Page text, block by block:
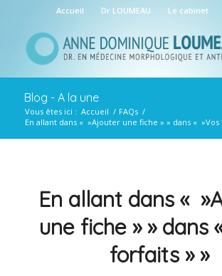
Accueil Dr LOUMEAU Le cabinet
Blog - A la une
Vous êtes ici : Accueil / FAQs /
En allant dans « »Ajouter une fiche » » dans « »Vos
En allant dans «
une fiche » » dans
forfaits » »